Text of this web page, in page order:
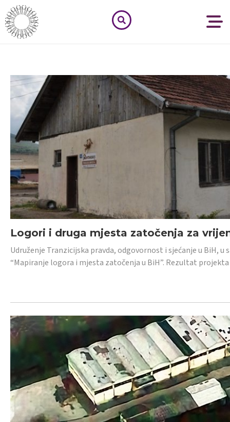
Logori i druga mjesta zatočenja za
Udruženje Tranzicijska pravda, odgovornost i sjećanje u BiH,
“Mapiranje logora i mjesta zatočenja u BiH”. Rezultat